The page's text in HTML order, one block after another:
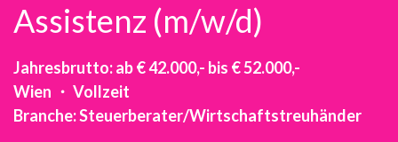
Assistenz (m/w/d)
Jahresbrutto: ab € 42.000,- bis € 52.000,-
Wien ・ Vollzeit
Branche: Steuerberater/Wirtschaftstreuhänder